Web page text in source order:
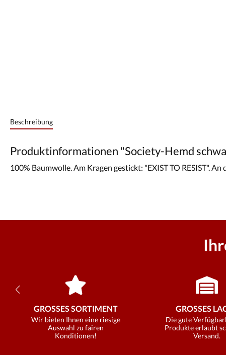
Beschreibung
Produktinformationen "Society-Hemd
100% Baumwolle. Am Kragen gestickt: "EXIST TO RESIST".
GROSSES SORTIMENT
Wir bieten Ihnen eine riesige
Auswahl zu fairen
Konditionen!
GROSSES
Die gute
Produkte erlaubt
Versand.